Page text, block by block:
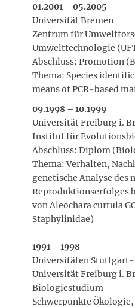
01.2001 – 05.2005
Universität Bremen
Zentrum für
Umwelttechnologie
Abschluss: Promotion
Thema: Species
means of PCR-based
09.1998 – 10.1999
Universität Freiburg i.
Institut für
Abschluss: Diplom
Thema: Verhalten,
genetische Analyse des
Reproduktionserfolges
von Aleochara curtula
Staphylinidae)
1991 – 1998
Universitäten
Universität Freiburg i.
Biologiestudium
Schwerpunkte